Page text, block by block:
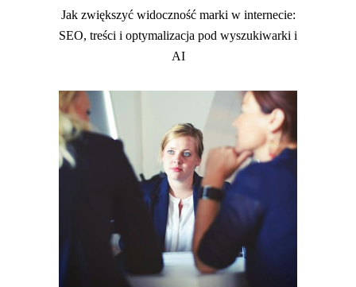
Jak zwiększyć widoczność marki w internecie:
SEO, treści i optymalizacja pod wyszukiwarki i
AI